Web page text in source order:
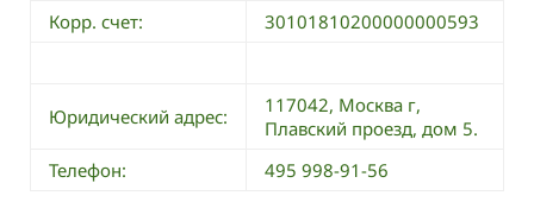
Корр. счет:
30101810200000000593
Юридический адрес:
117042, Москва г,
Плавский проезд, дом 5.
Телефон:
495 998-91-56